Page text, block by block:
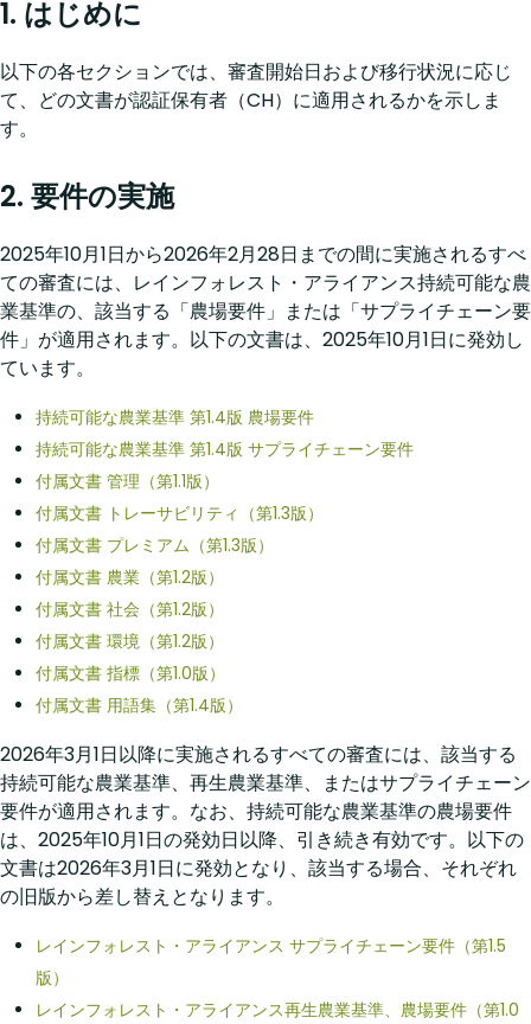
1. はじめに
以下の各セクションでは、審査開始日および移行状況に応じ
て、どの文書が認証保有者（CH）に適用されるかを示しま
す。
2. 要件の実施
2025年10月1日から2026年2月28日までの間に実施されるすべ
ての審査には、レインフォレスト・アライアンス持続可能な農
業基準の、該当する「農場要件」または「サプライチェーン要
件」が適用されます。以下の文書は、2025年10月1日に発効し
ています。
持続可能な農業基準 第1.4版 農場要件
持続可能な農業基準 第1.4版 サプライチェーン要件
付属文書 管理（第1.1版）
付属文書 トレーサビリティ（第1.3版）
付属文書 プレミアム（第1.3版）
付属文書 農業（第1.2版）
付属文書 社会（第1.2版）
付属文書 環境（第1.2版）
付属文書 指標（第1.0版）
付属文書 用語集（第1.4版）
2026年3月1日以降に実施されるすべての審査には、該当する
持続可能な農業基準、再生農業基準、またはサプライチェーン
要件が適用されます。なお、持続可能な農業基準の農場要件
は、2025年10月1日の発効日以降、引き続き有効です。以下の
文書は2026年3月1日に発効となり、該当する場合、それぞれ
の旧版から差し替えとなります。
レインフォレスト・アライアンス サプライチェーン要件（第1.5
版）
レインフォレスト・アライアンス再生農業基準、農場要件（第1.0